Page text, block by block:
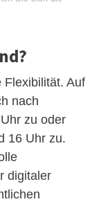
Flexibilität. Auf
nach
zu oder
16 Uhr zu.
digitaler